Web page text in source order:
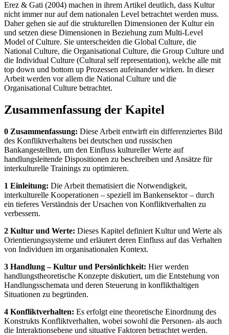
Erez & Gati (2004) machen in ihrem Artikel deutlich, dass Kultur
nicht immer nur auf dem nationalen Level betrachtet werden muss.
Daher gehen sie auf die strukturellen Dimensionen der Kultur ein
und setzen diese Dimensionen in Beziehung zum Multi-Level
Model of Culture. Sie unterscheiden die Global Culture, die
National Culture, die Organisational Culture, die Group Culture und
die Individual Culture (Cultural self representation), welche alle mit
top down und bottom up Prozessen aufeinander wirken. In dieser
Arbeit werden vor allem die National Culture und die
Organisational Culture betrachtet.
Zusammenfassung der Kapitel
0 Zusammenfassung: Diese Arbeit entwirft ein differenziertes Bild
des Konfliktverhaltens bei deutschen und russischen
Bankangestellten, um den Einfluss kultureller Werte auf
handlungsleitende Dispositionen zu beschreiben und Ansätze für
interkulturelle Trainings zu optimieren.
1 Einleitung: Die Arbeit thematisiert die Notwendigkeit,
interkulturelle Kooperationen – speziell im Bankensektor – durch
ein tieferes Verständnis der Ursachen von Konfliktverhalten zu
verbessern.
2 Kultur und Werte: Dieses Kapitel definiert Kultur und Werte als
Orientierungssysteme und erläutert deren Einfluss auf das Verhalten
von Individuen im organisationalen Kontext.
3 Handlung – Kultur und Persönlichkeit: Hier werden
handlungstheoretische Konzepte diskutiert, um die Entstehung von
Handlungsschemata und deren Steuerung in konflikthaltigen
Situationen zu begründen.
4 Konfliktverhalten: Es erfolgt eine theoretische Einordnung des
Konstrukts Konfliktverhalten, wobei sowohl die Personen- als auch
die Interaktionsebene und situative Faktoren betrachtet werden.